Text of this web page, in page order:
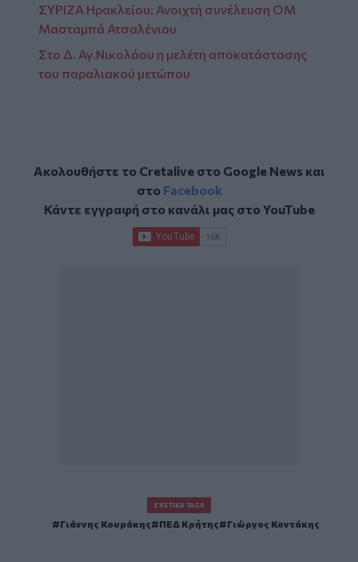
ΣΥΡΙΖΑ Ηρακλείου: Ανοιχτή συνέλευση ΟΜ
Μασταμπά Ατσαλένιου
Στο Δ. Αγ.Νικολάου η μελέτη αποκατάστασης
του παραλιακού μετώπου
Ακολουθήστε το Cretalive στο Google Newsκαι
στο Facebook
Κάντε εγγραφή στο κανάλι μας στοYouTube
ΣΧΕΤΙΚΆ TAGS
Γιάννης Κουράκης ΠΕΔ Κρήτης Γιώργος Κοντάκης